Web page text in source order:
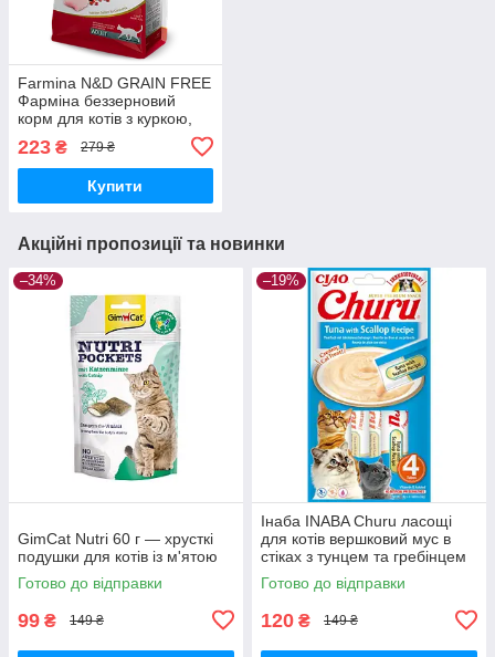
Farmina N&D GRAIN FREE
Фарміна беззерновий
корм для котів з куркою,
223 ₴ 279 ₴
Купити
Акційні пропозиції та новинки
–34%
GimCat Nutri 60 г — хрусткі
подушки для котів із м'ятою
Готово до відправки
99 ₴ 149 ₴
–19%
Інаба INABA Churu ласощі
для котів вершковий мус в
стіках з тунцем та гребінцем
4*14 г 1 уп.
Готово до відправки
120 ₴ 149 ₴